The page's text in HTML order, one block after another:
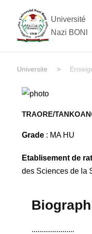
Université
Nazi BONI
Universite >
TRAORE/
Grade: MA HU
Etablisement de
des Sciences de la
......................